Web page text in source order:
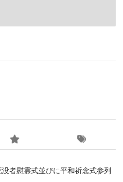
者慰霊式並びに平和祈念式参列